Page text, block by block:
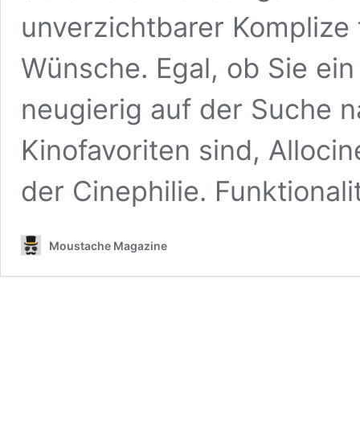
unverzichtbarer
Wünsche. Egal, ob Sie
neugierig auf der Suche
Kinofavoriten sind,
der Cinephilie.
Moustache Magazine